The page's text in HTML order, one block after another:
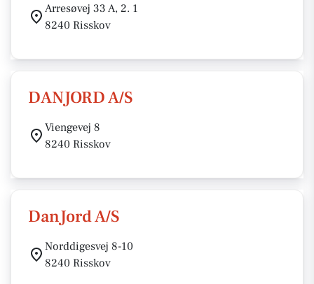
Arresøvej 33 A, 2. 1
8240 Risskov
DANJORD A/S
Viengevej 8
8240 Risskov
DanJord A/S
Norddigesvej 8-10
8240 Risskov